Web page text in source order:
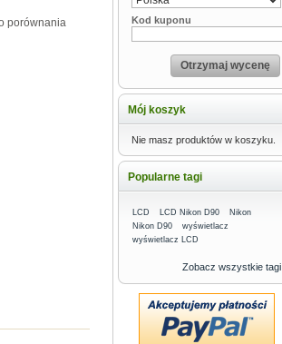
porównania Kod kuponu
Otrzymaj wycenę
Mój koszyk
Nie masz produktów w koszyku.
Popularne tagi
LCD LCD Nikon D90
Nikon
Nikon D90
wyświetlacz
wyświetlacz LCD
Zobacz wszystkie tagi